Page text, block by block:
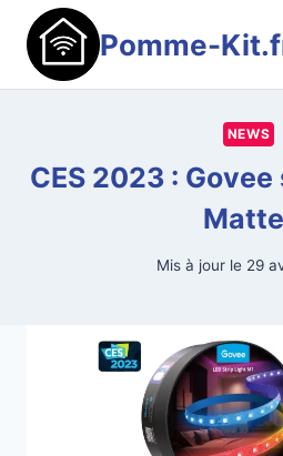
Aller
contenu
Pomme-
NEWS
CES 2023 :
Mis à jour le 29